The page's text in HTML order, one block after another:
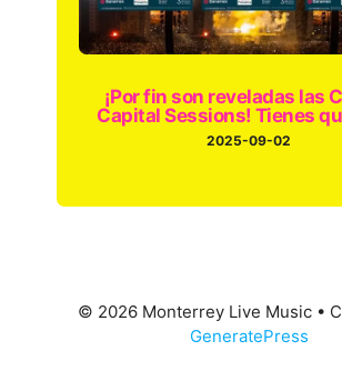
¡Por fin son reveladas las
Capital Sessions! Tienes
2025-09-02
© 2026 Monterrey Live Music•
GeneratePress